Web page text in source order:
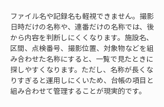
ファイル名や記録名も軽視できません。撮影
日時だけの名称や、連番だけの名称では、後
から内容を判断しにくくなります。施設名、
区間、点検番号、撮影位置、対象物などを組
み合わせた名称にすると、一覧で見たときに
探しやすくなります。ただし、名称が長くな
りすぎると運用しにくいため、台帳の項目と
組み合わせて管理することが現実的です。